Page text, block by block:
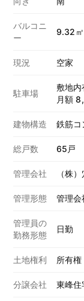
バルコニ
ー
9.32㎡
現況 空家
駐車場
敷地内
月額
建物構造 鉄筋コ
総戸数 65戸
管理会社 （株
管理形態 管理会
管理員の
勤務形態
日勤
土地権利 所有権
分譲会社 東峰住